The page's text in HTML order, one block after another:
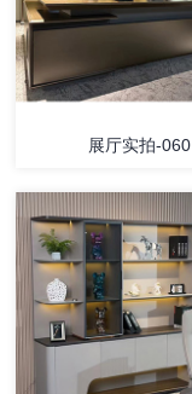
展厅实拍-060